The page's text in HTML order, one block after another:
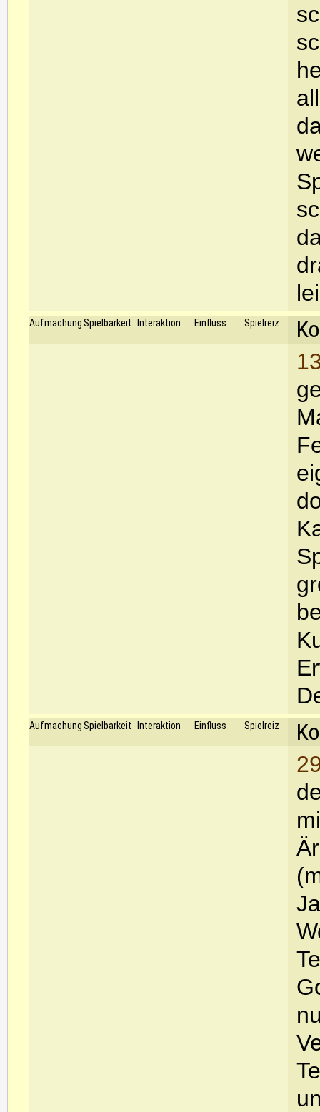
Aufmachung Spielbarkeit Interaktion Einfluss Spielreiz
Aufmachung Spielbarkeit Interaktion Einfluss Spielreiz